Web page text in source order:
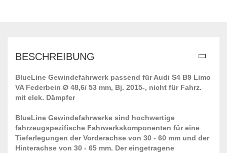
BESCHREIBUNG
BlueLine Gewindefahrwerk passend für Audi S4 B9 Limo
VA Federbein Ø 48,6/ 53 mm, Bj. 2015-, nicht für Fahrz.
mit elek. Dämpfer
BlueLine Gewindefahrwerke sind hochwertige
fahrzeugspezifische Fahrwerkskomponenten für eine
Tieferlegungen der Vorderachse von 30 - 60 mm und der
Hinterachse von 30 - 65 mm. Der eingetragene